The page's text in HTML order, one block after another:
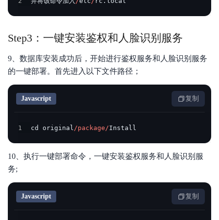
Step3：一键安装鉴权和人脸识别服务
9、数据库安装成功后，开始进行鉴权服务和人脸识别服务
的一键部署。首先进入以下文件路径；
Javascript 复制
1 cd original /package /Install
10、执行一键部署命令，一键安装鉴权服务和人脸识别服
务;
Javascript 复制